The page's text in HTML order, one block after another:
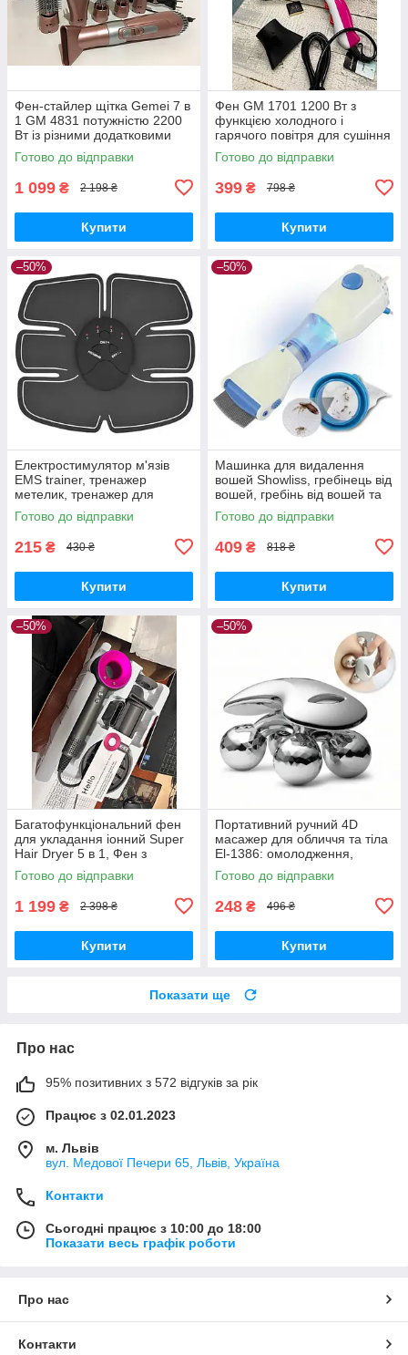
Фен-стайлер щітка Gemei 7 в
1 GM 4831 потужністю 2200
Вт із різними додатковими
насадками для укладання,
завивання та випрямлення
Готово до відправки
1 099 ₴ 2 198 ₴
Купити
Фен GM 1701 1200 Вт з
функцією холодного і
гарячого повітря для сушіння
та укладання волосся,
потужний фен домашнього
Готово до відправки
399 ₴ 798 ₴
Купити
–50%
Електростимулятор м'язів
EMS trainer, тренажер
метелик, тренажер для
сідниць, тренажер для преса,
міостимулятор
Готово до відправки
215 ₴ 430 ₴
Купити
–50%
Машинка для видалення
вошей Showliss, гребінець від
вошей, гребінь від вошей та
гнид, гребінець для
вичісування гнид
Готово до відправки
409 ₴ 818 ₴
Купити
–50%
Багатофункціональний фен
для укладання іонний Super
Hair Dryer 5 в 1, Фен з
регулюванням температури
Готово до відправки
1 199 ₴ 2 398 ₴
Купити
–50%
Портативний ручний 4D
масажер для обличчя та тіла
El-1386: омолодження,
підтяжка шкіри, зняття втоми
Готово до відправки
248 ₴ 496 ₴
Купити
Показати ще
Про нас
95% позитивних з 572 відгуків за рік
Працює з 02.01.2023
м. Львів
вул. Медової Печери 65, Львів, Україна
Контакти
Сьогодні працює з 10:00 до 18:00
Показати весь графік роботи
Про нас
Контакти